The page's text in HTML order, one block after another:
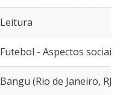
Leitura
Futebol - Aspectos sociais
Bangu (Rio de Janeiro, RJ)